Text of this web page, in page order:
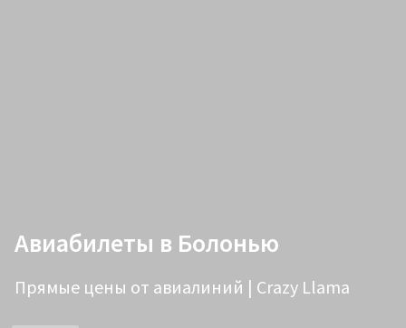
Авиабилеты в Болонью
Прямые цены от авиалиний | Crazy Llama